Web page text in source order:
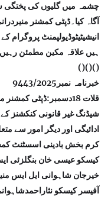
چشمہ میں گلیوں کی پختگی
آگاہ کیا۔ڈپٹی کمشنر
انیشیٹیٹوڈیولپمنٹ
ہیں علاقہ مکین مطمئن رہیں
()()()
خبرنامہ نمبر9443/2025
قلات 18دسمبر:ڈپٹی
شیڈنگ غیر قانونی کنکشنز کے
ادائیگی اور دیگر امور سے
کیسکو عیسی خان بنگلزئی
خیرجان شاہوانی ایل ایس
آفیسر کیسکو